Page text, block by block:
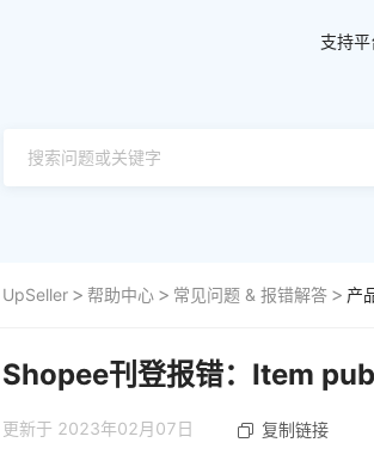
支持平
UpSeller 帮助中心 常见问题 & 报错解答 产
Shopee刊登报错：Item
更新于 2023年02月07日 复制链接